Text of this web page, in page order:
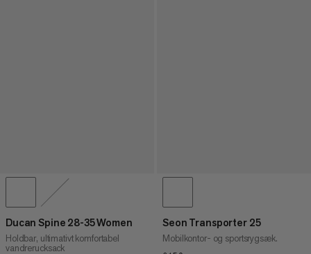
Ducan Spine 28-35 Women
Holdbar, ultimativt komfortabel
vandrerucksack
Seon Transporter 25
Mobilkontor- og sportsrygsæk.